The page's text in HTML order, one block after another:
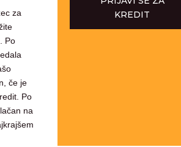
za
Po
če je
Po
na
KREDIT